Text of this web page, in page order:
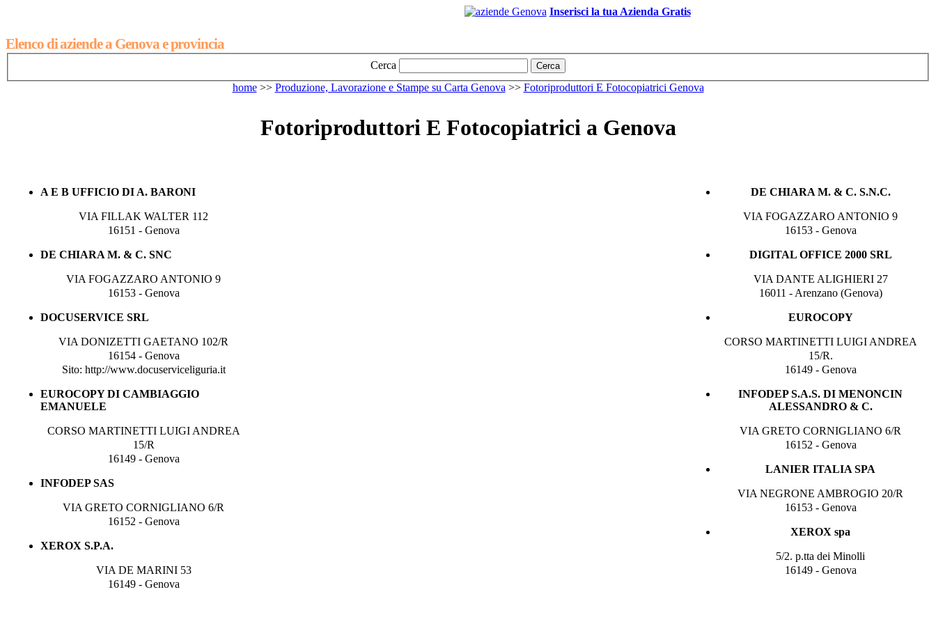
Elenco di aziende a Genova e provincia
Inserisci la tua Azienda Gratis
Cerca Cerca
home>> Produzione, Lavorazione e Stampe su Carta Genova >> Fotoriproduttori E Fotocopiatrici Genova
Fotoriproduttori E Fotocopiatrici a Genova
A E B UFFICIO DI A. BARONI
VIA FILLAK WALTER 112
16151 - Genova
DE CHIARA M. & C. SNC
VIA FOGAZZARO ANTONIO 9
16153 - Genova
DOCUSERVICE SRL
VIA DONIZETTI GAETANO 102/R
16154 - Genova
Sito: http://www.docuserviceliguria.it
EUROCOPY DI CAMBIAGGIO
EMANUELE
CORSO MARTINETTI LUIGI ANDREA
15/R
16149 - Genova
INFODEP SAS
VIA GRETO CORNIGLIANO 6/R
16152 - Genova
XEROX S.P.A.
VIA DE MARINI 53
16149 - Genova
DE CHIARA M. & C. S.N.C.
VIA FOGAZZARO ANTONIO 9
16153 - Genova
DIGITAL OFFICE 2000 SRL
VIA DANTE ALIGHIERI 27
16011 - Arenzano (Genova)
EUROCOPY
CORSO MARTINETTI LUIGI ANDREA
15/R.
16149 - Genova
INFODEP S.A.S. DI MENONCIN
ALESSANDRO & C.
VIA GRETO CORNIGLIANO 6/R
16152 - Genova
LANIER ITALIA SPA
VIA NEGRONE AMBROGIO 20/R
16153 - Genova
XEROX spa
5/2. p.tta dei Minolli
16149 - Genova